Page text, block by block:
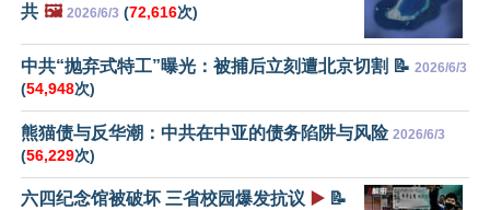
共 🖼️ 2026/6/3 (72,616次)
中共“抛弃式特工”曝光：被捕后立刻遭北京切割 📝 2026/6/3
(54,948次)
熊猫债与反华潮：中共在中亚的债务陷阱与风险 2026/6/3
(56,229次)
六四纪念馆被破坏 三省校园爆发抗议 ▶️ 📝